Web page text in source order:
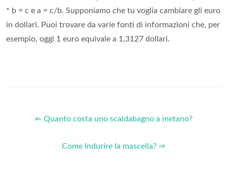
* b = c e a = c/b. Supponiamo che tu voglia cambiare gli euro
in dollari. Puoi trovare da varie fonti di informazioni che, per
esempio, oggi 1 euro equivale a 1,3127 dollari.
⇐ Quanto costa uno scaldabagno a metano?
Come indurire la mascella? ⇒